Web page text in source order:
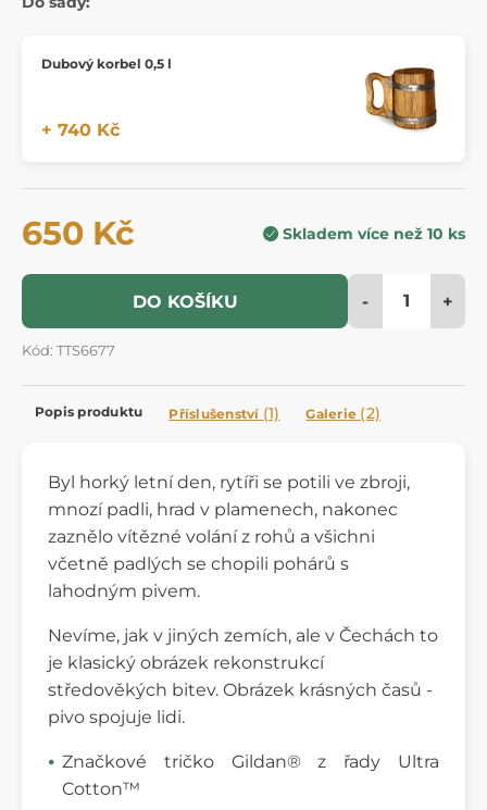
Dubový korbel 0,5 l
+ 740 Kč
650 Kč Skladem více než 10 ks
DO KOŠÍKU - +
Kód: TTS6677
Popis produktu Příslušenství (1) Galerie (2)
Byl horký letní den, rytíři se potili ve zbroji,
mnozí padli, hrad v plamenech, nakonec
zaznělo vítězné volání z rohů a všichni
včetně padlých se chopili pohárů s
lahodným pivem.
Nevíme, jak v jiných zemích, ale v Čechách to
je klasický obrázek rekonstrukcí
středověkých bitev. Obrázek krásných časů -
pivo spojuje lidi.
Značkové tričko Gildan® z řady Ultra
Cotton™